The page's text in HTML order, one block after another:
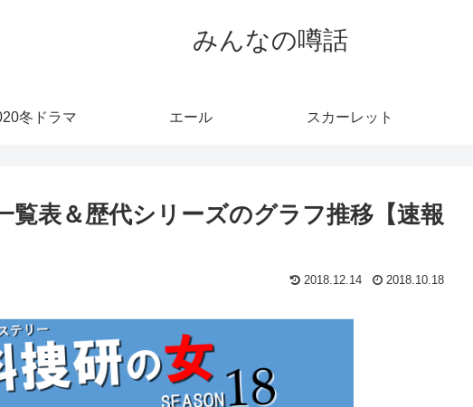
みんなの噂話
冬ドラマ エール スカーレット
覧表＆歴代シリーズのグラフ推移【速報
2018.12.14 2018.10.18